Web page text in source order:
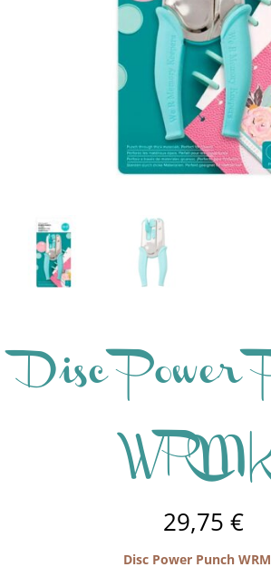
Disc Power
29,75 €
Disc Power Punch